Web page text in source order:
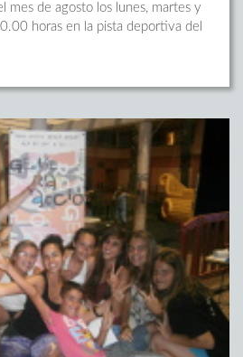
mes de agosto los lunes, martes y
horas en la pista deportiva del